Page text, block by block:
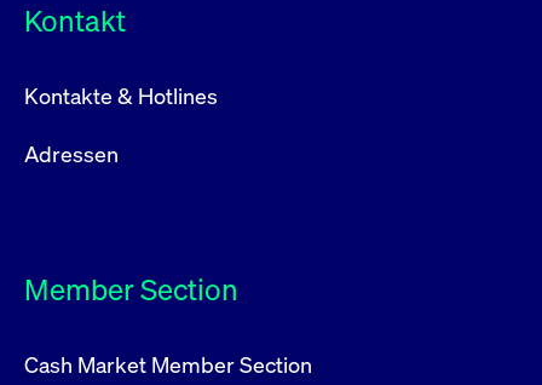
Kontakt
Kontakte & Hotlines
Adressen
Member Section
Cash Market Member Section